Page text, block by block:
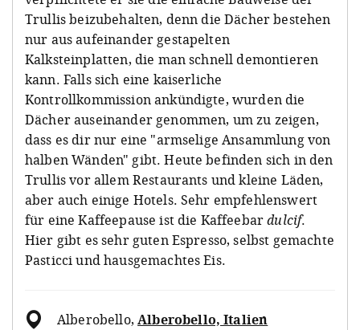
Trullis beizubehalten, denn die Dächer bestehen
nur aus aufeinander gestapelten
Kalksteinplatten, die man schnell demontieren
kann. Falls sich eine kaiserliche
Kontrollkommission ankündigte, wurden die
Dächer auseinander genommen, um zu zeigen,
dass es dir nur eine "armselige Ansammlung von
halben Wänden" gibt. Heute befinden sich in den
Trullis vor allem Restaurants und kleine Läden,
aber auch einige Hotels. Sehr empfehlenswert
für eine Kaffeepause ist die Kaffeebardulcif.
Hier gibt es sehr guten Espresso, selbst gemachte
Pasticci und hausgemachtes Eis.
Alberobello,Alberobello, Italien